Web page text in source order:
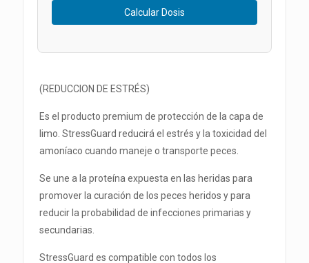
Calcular Dosis
(REDUCCION DE ESTRÉS)
Es el producto premium de protección de la capa de
limo. StressGuard reducirá el estrés y la toxicidad del
amoníaco cuando maneje o transporte peces.
Se une a la proteína expuesta en las heridas para
promover la curación de los peces heridos y para
reducir la probabilidad de infecciones primarias y
secundarias.
StressGuard es compatible con todos los